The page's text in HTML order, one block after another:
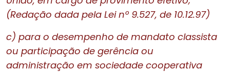
(Redação dada pela Lei nº 9.527, de 10.12.97)
c) para o desempenho de mandato classista
ou participação de gerência ou
administração em sociedade cooperativa